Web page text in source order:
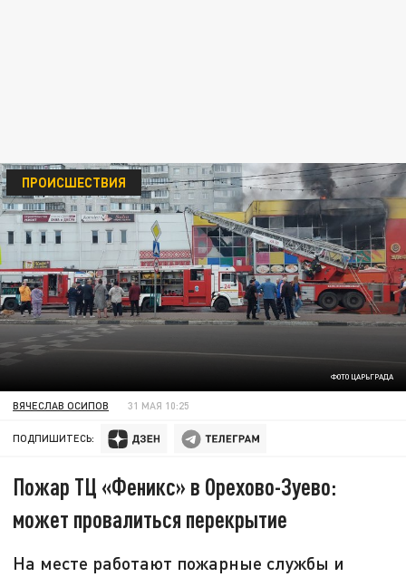
ФОТО ЦАРЬГРАДА
ПРОИСШЕСТВИЯ
ВЯЧЕСЛАВ ОСИПОВ 31 МАЯ 10:25
ПОДПИШИТЕСЬ:
Пожар ТЦ «Феникс» в Орехово-Зуево:
может провалиться перекрытие
На месте работают пожарные службы и